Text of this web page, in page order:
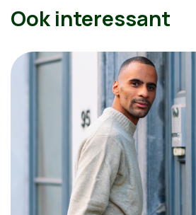
Ook interessant